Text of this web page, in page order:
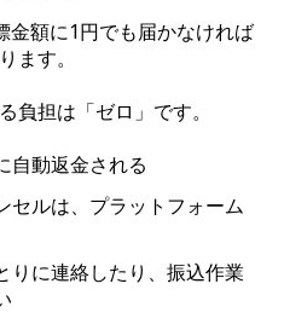
額に1円でも届かなければ
ます。
負担は「ゼロ」です。
自動返金される
セルは、プラットフォーム
りに連絡したり、振込作業